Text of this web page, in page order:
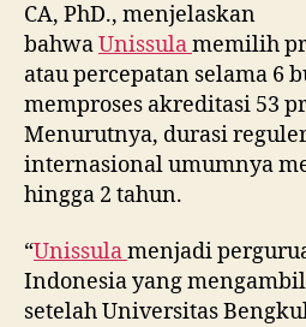
CA, PhD., menjelaskan
bahwaUnissulamemilih
atau percepatan selama 6
memproses akreditasi 53
Menurutnya, durasi
internasional umumnya
hingga 2 tahun.
“Unissulamenjadi
Indonesia yang
setelah Universitas